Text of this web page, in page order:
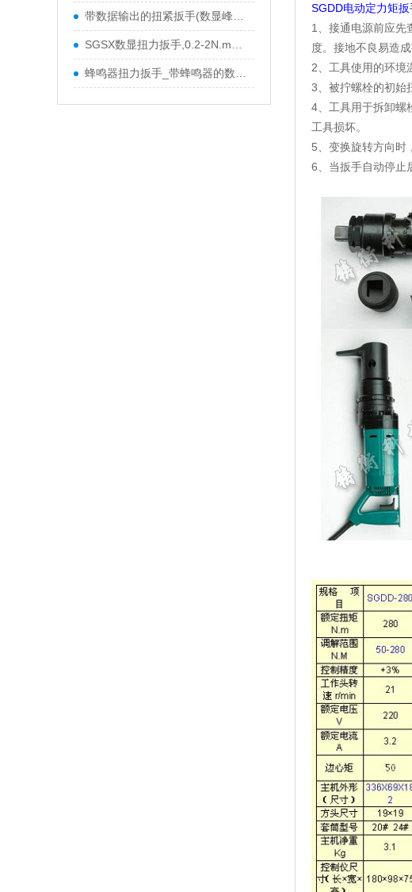
带数据输出的扭紧扳手(数显峰值扭矩扳手)
SGSX数显扭力扳手,0.2-2N.m数显扭力扳手
蜂鸣器扭力扳手_带蜂鸣器的数显扭力扳手价格
SGDD电动定力矩扳
1、接通电源前应先
度。接地不良易造成
2、工具使用的环境
3、被拧螺栓的初始
4、工具用于拆卸螺
工具损坏。
5、变换旋转方向时
6、当扳手自动停止